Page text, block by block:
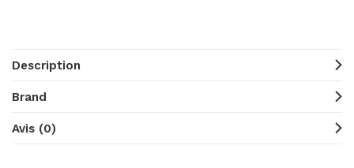
Description
Brand
Avis (0)